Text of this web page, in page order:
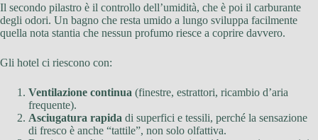
Il secondo pilastro è il controllo dell’umidità, che è poi il carburante
degli odori. Un bagno che resta umido a lungo sviluppa facilmente
quella nota stantia che nessun profumo riesce a coprire davvero.
Gli hotel ci riescono con:
Ventilazione continua (finestre, estrattori, ricambio d’aria
frequente).
Asciugatura rapida di superfici e tessili, perché la sensazione
di fresco è anche “tattile”, non solo olfattiva.